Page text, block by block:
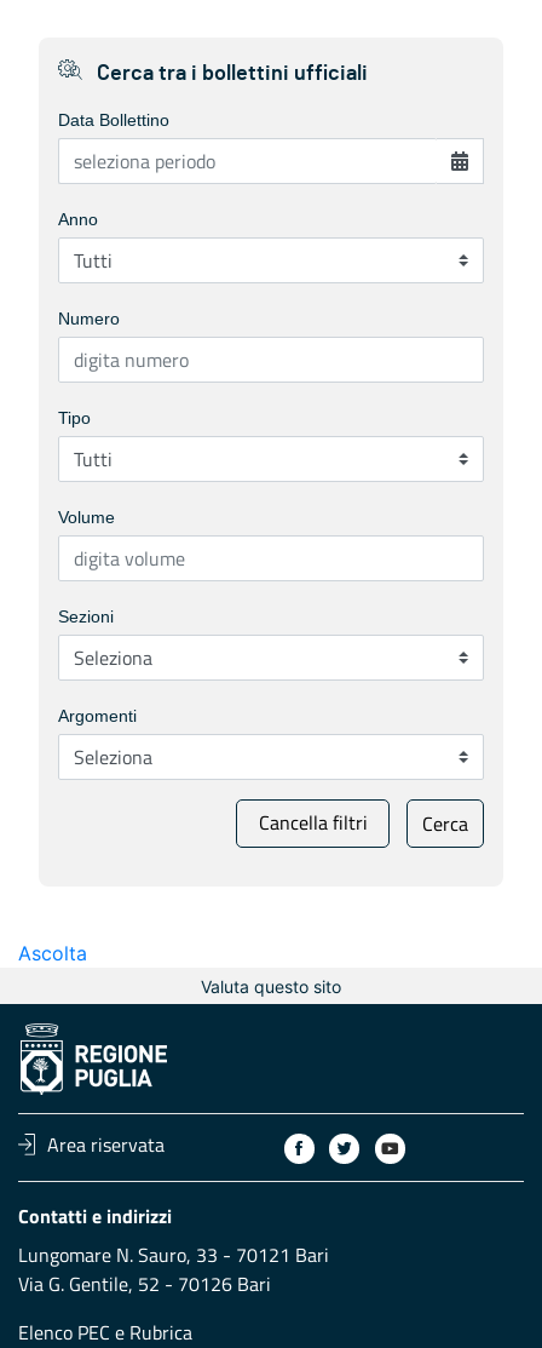
Cerca tra i bollettini ufficiali
Data Bollettino
Anno
Numero
Tipo
Volume
Sezioni
Argomenti
Cancella filtri Cerca
Ascolta
Valuta questo sito
Area riservata
Contatti e indirizzi
Lungomare N. Sauro, 33 - 70121 Bari
Via G. Gentile, 52 - 70126 Bari
Elenco PEC e Rubrica